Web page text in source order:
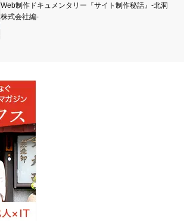
Web制作ドキュメンタリー『サイト制作秘話』-北洞
株式会社編-